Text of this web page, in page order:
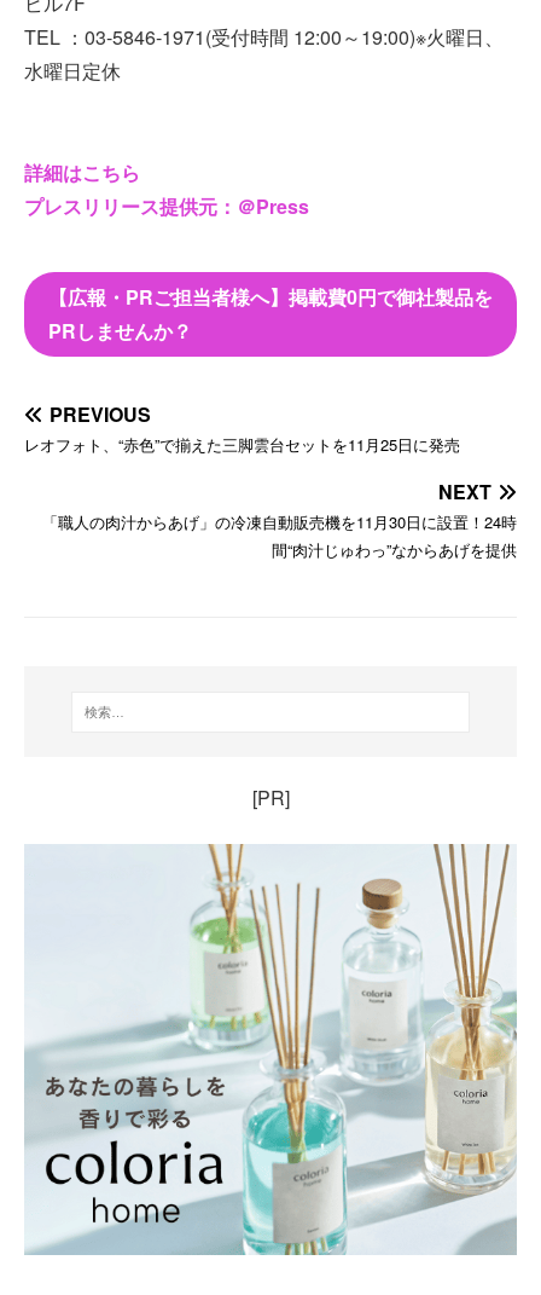
TEL ：03-5846-1971(受付時間 12:00～19:00)※火曜日、
水曜日定休
詳細はこちら
プレスリリース提供元：＠Press
【広報・PRご担当者様へ】掲載費0円で御社製品を
PRしませんか？
PREVIOUS
レオフォト、“赤色”で揃えた三脚雲台セットを11月25日に発売
NEXT
「職人の肉汁からあげ」の冷凍自動販売機を11月30日に設置！24時
間“肉汁じゅわっ”なからあげを提供
[PR]